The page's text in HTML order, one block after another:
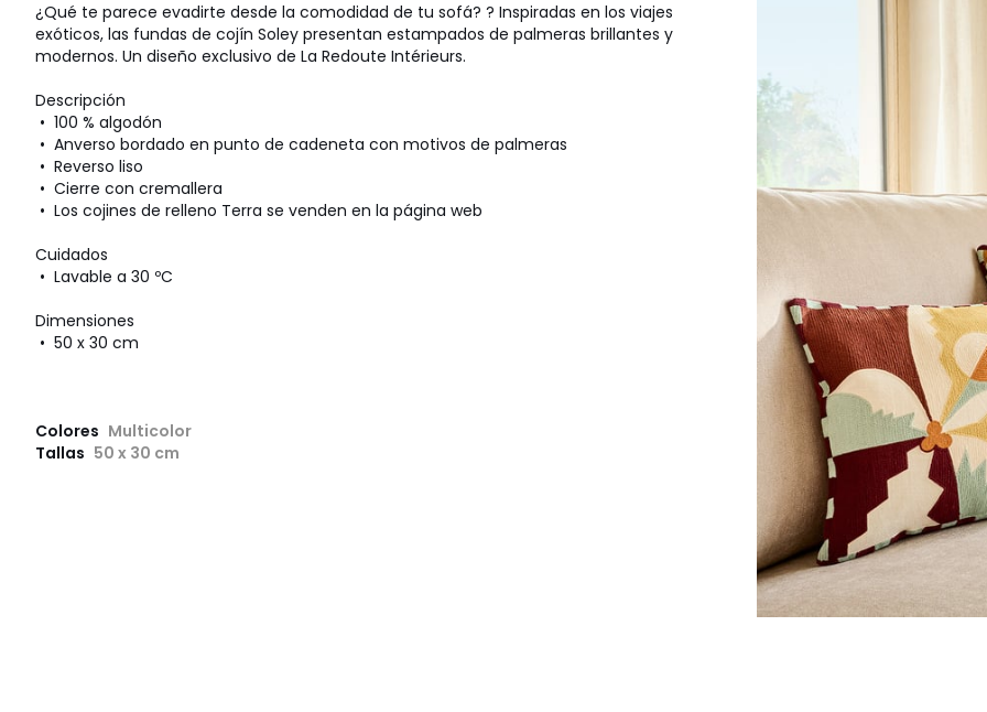
¿Qué te parece evadirte desde la comodidad de tu sofá? ? Inspiradas en los viajes
exóticos, las fundas de cojín Soley presentan estampados de palmeras brillantes y
modernos. Un diseño exclusivo de La Redoute Intérieurs.
Descripción
• 100 % algodón
• Anverso bordado en punto de cadeneta con motivos de palmeras
• Reverso liso
• Cierre con cremallera
• Los cojines de relleno Terra se venden en la página web
Cuidados
• Lavable a 30 ºC
Dimensiones
• 50 x 30 cm
Colores Multicolor
Tallas 50 x 30 cm